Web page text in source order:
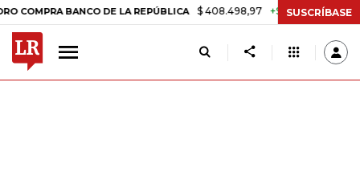
BANCO DE LA REPÚBLICA $ 408.498,97 +$ 8.753,81 +2,19%
SUSCRÍBASE